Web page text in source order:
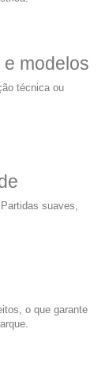
modelos
técnica ou
suaves,
o que garante